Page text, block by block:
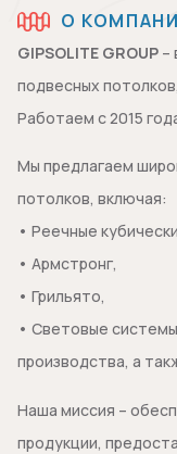
О
GIPSOLITE GROUP –
подвесных
Работаем с 2015
Мы предлагаем
потолков, включая:
• Реечные
• Армстронг,
• Грильято,
• Световые
производства, а
Наша миссия –
продукции,